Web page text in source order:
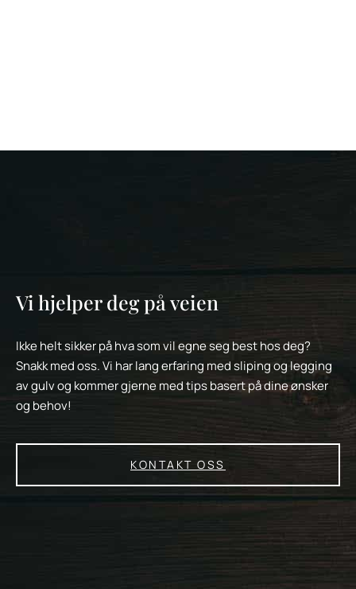
Vi hjelper deg på veien
Ikke helt sikker på hva som vil egne seg best hos deg?
Snakk med oss. Vi har lang erfaring med sliping og legging
av gulv og kommer gjerne med tips basert på dine ønsker
og behov!
KONTAKT OSS